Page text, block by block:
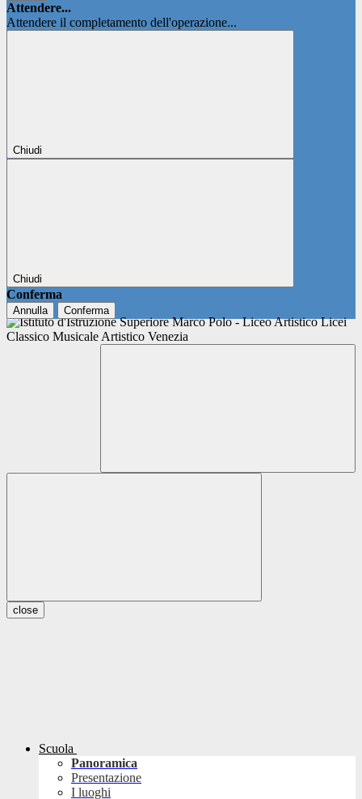
Attendere...
Attendere il completamento dell'operazione...
Chiudi
Chiudi
Conferma
Annulla Conferma
close
Scuola
Panoramica
Presentazione
I luoghi